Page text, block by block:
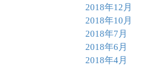
2018年12月
2018年10月
2018年7月
2018年6月
2018年4月